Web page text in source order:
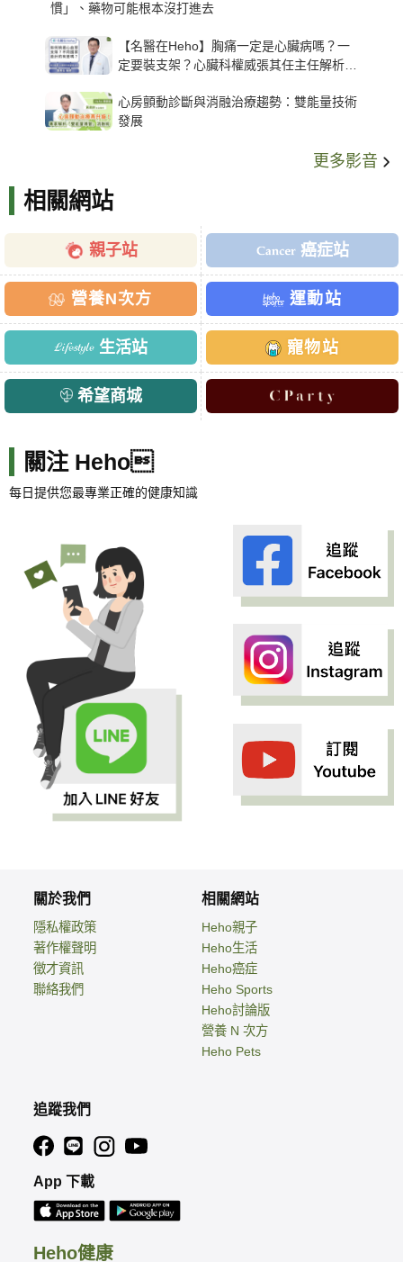
慣」、藥物可能根本沒打進去
【名醫在Heho】胸痛一定是心臟病嗎？一
定要裝支架？心臟科權威張其任主任解析支
心房顫動診斷與消融治療趨勢：雙能量技術
發展
更多影音
相關網站
親子站 癌症站
營養N次方 運動站
生活站 寵物站
希望商城
關注 Heho
每日提供您最專業正確的健康知識
Heho健康
關於我們
隱私權政策
著作權聲明
徵才資訊
聯絡我們
相關網站
Heho親子
Heho生活
Heho癌症
Heho Sports
Heho討論版
營養 N 次方
Heho Pets
追蹤我們
App 下載